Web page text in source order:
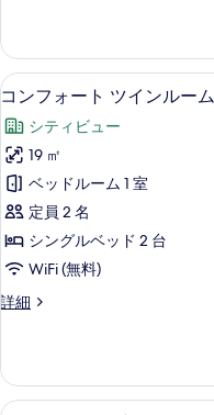
る
ム
の
す
べ
て
の
写
真
を
表
る
ク
ダ
ブ
ル
ー
ム
の
詳
細
コ
ン
フ
ォ
ー
ト
ツ
イ
ン
ー
ム
5
コンフォート ツインルーム
シティビュー
19 ㎡
ベッドルーム 1 室
定員 2 名
シングルベッド 2 台
WiFi (無料)
詳細
コ
ー
ト